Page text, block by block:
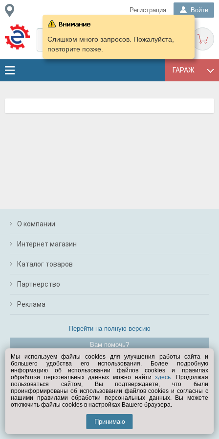
Регистрация Войти
ГАРАЖ
Слишком много запросов. Пожалуйста,
повторите позже.
О компании
Интернет магазин
Каталог товаров
Партнерство
Реклама
Перейти на полную версию
Вам помочь?
© Exist.ru 1998—2026
Мы используем файлы cookies для улучшения работы сайта и
большего удобства его использования. Более подробную
информацию об использовании файлов cookies и правилах
обработки персональных данных можно найтиздесь. Продолжая
пользоваться сайтом, Вы подтверждаете, что были
проинформированы об использовании файлов cookies и согласны с
нашими правилами обработки персональных данных. Вы можете
отключить файлы cookies в настройках Вашего браузера.
Принимаю